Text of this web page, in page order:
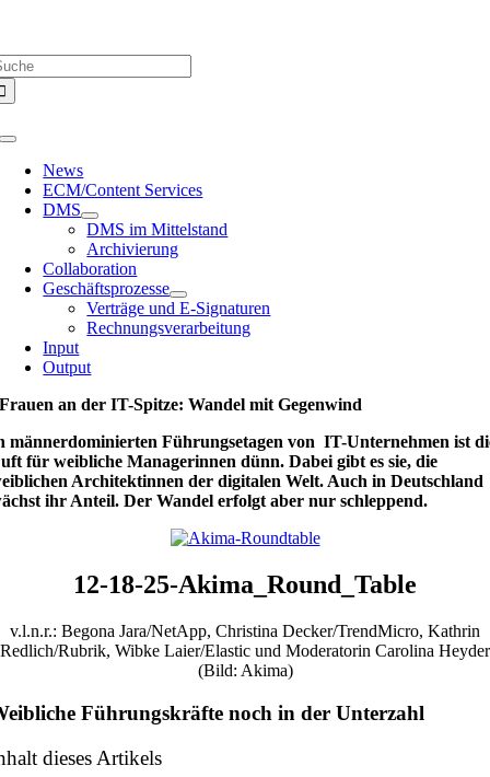
springen
Toggle
Navigation
News
ECM/Content Services
DMS
DMS im Mittelstand
Archivierung
Collaboration
Geschäftsprozesse
Verträge und E-Signaturen
Rechnungsverarbeitung
Input
Output
Frauen an der IT-Spitze: Wandel mit Gegenwind
männerdominierten Führungsetagen von IT-Unternehmen ist
für weibliche Managerinnen dünn. Dabei gibt es sie, die
Architektinnen der digitalen Welt. Auch in Deutschland
ihr Anteil. Der Wandel erfolgt aber nur schleppend.
12-18-25-Akima_Round_Table
v.l.n.r.: Begona Jara/NetApp, Christina Decker/TrendMicro, Kathrin
Redlich/Rubrik, Wibke Laier/Elastic und Moderatorin Carolina Heyder
(Bild: Akima)
Führungskräfte noch in der Unterzahl
dieses Artikels